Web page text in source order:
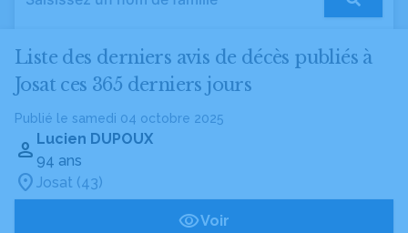
Liste des derniers avis de décès publiés à
Josat ces 365 derniers jours
Publié le samedi 04 octobre 2025
Lucien DUPOUX
94 ans
Josat (43)
Voir